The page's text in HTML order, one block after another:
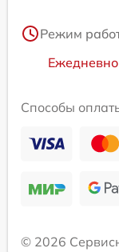
Режим
Способы
© 2026